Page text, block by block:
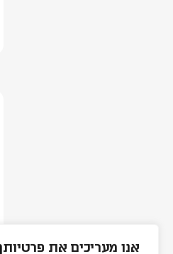
אנו מעריכים את פרטיותך